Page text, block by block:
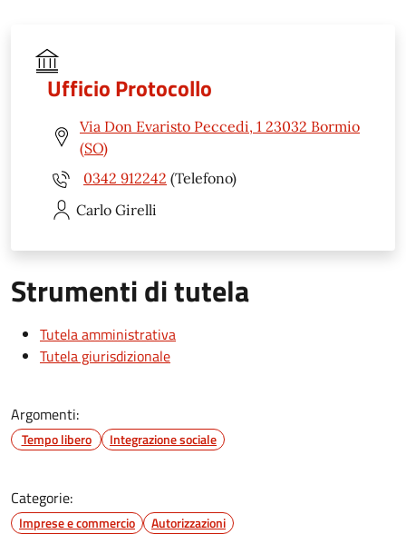
Ufficio Protocollo
Via Don Evaristo Peccedi, 1 23032 Bormio
(SO)
0342 912242 (Telefono)
Carlo Girelli
Strumenti di tutela
Tutela amministrativa
Tutela giurisdizionale
Argomenti:
Tempo libero Integrazione sociale
Categorie:
Imprese e commercio Autorizzazioni